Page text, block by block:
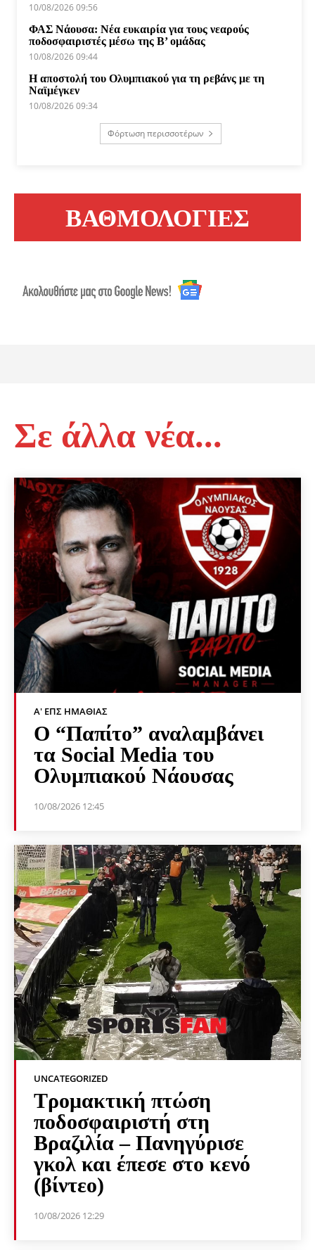
10/08/2026 09:56
ΦΑΣ Νάουσα: Νέα ευκαιρία για τους νεαρούς
ποδοσφαιριστές μέσω της Β’ ομάδας
10/08/2026 09:44
Η αποστολή του Ολυμπιακού για τη ρεβάνς με τη
Ναϊμέγκεν
10/08/2026 09:34
Φόρτωση περισσοτέρων
ΒΑΘΜΟΛΟΓΙΕΣ
Σε άλλα νέα...
Α' ΕΠΣ ΗΜΑΘΊΑΣ
Ο “Παπίτο” αναλαμβάνει
τα Social Media του
Ολυμπιακού Νάουσας
10/08/2026 12:45
UNCATEGORIZED
Τρομακτική πτώση
ποδοσφαιριστή στη
Βραζιλία – Πανηγύρισε
γκολ και έπεσε στο κενό
(βίντεο)
10/08/2026 12:29